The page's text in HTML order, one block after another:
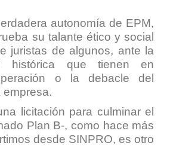
autonomía de EPM,
su talante ético y social
juristas de algunos, ante la
histórica que tienen en
o la debacle del
empresa.
licitación para culminar el
Plan B-, como hace más
desde SINPRO, es otro